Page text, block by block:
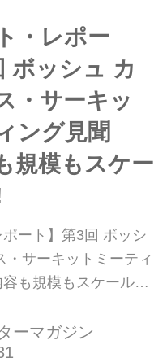
秋の陣」です。 11月
がまるまる高...
・レポー
ボッシュ カ
・サーキッ
ング見聞
規模もスケー
ポート】第3回 ボッシ
・サーキットミーティ
も規模もスケールア
市)で第3回ボッシュ
キットミーティング
ーマガジン